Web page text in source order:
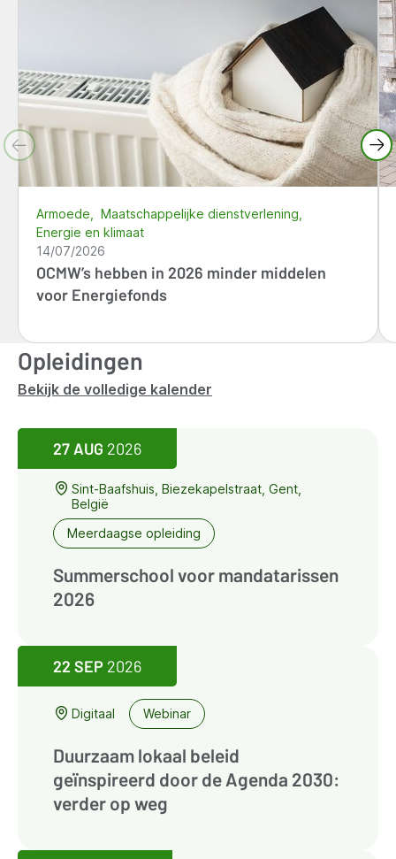
OCMW’s hebben in 2026 minder middelen
voor Energiefonds
Armoede
Maatschappelijke dienstverlening
Energie en klimaat
14/07/2026
Opleidingen
Bekijk de volledige kalender
27 AUG 2026
Sint-Baafshuis, Biezekapelstraat, Gent,
België
Meerdaagse opleiding
Summerschool voor mandatarissen
2026
22 SEP 2026
Digitaal Webinar
Duurzaam lokaal beleid
geïnspireerd door de Agenda 2030:
verder op weg